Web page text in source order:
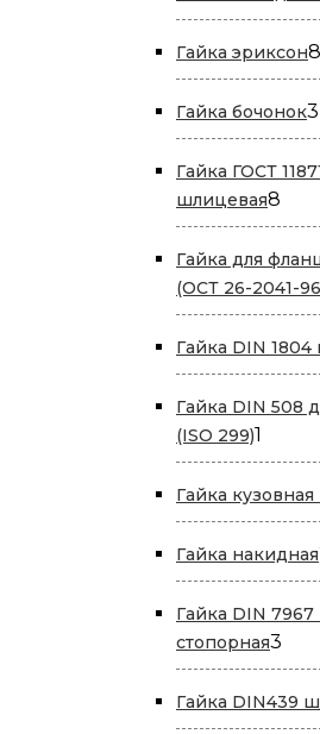
Гайка эриксон8
Гайка бочонок3
Гайка ГОСТ
шлицевая8
Гайка для
(ОСТ 26-2041-
Гайка DIN
Гайка DIN 508
(ISO 299)1
товар
Гайка кузовная
Гайка накидная
Гайка DIN
стопорная3
Гайка DIN439